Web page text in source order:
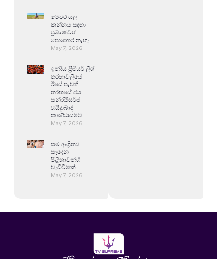
මෙවර යල
කන්නය සඳහා
ප්‍රමාණවත්
පොහොර නැහැ
May 7, 2026
ඉන්දීය ප්‍රිමියර් ලීග්
තරඟාවලියේ
ඊයේ පැවති
තරඟයේ ජය
සන්රයිසර්ස්
හයිද්‍රාබාද්
කණ්ඩායමට
May 7, 2026
සම ආශ්‍රිතව
සෑදෙන
පිළිකාවන්හි
වැඩිවීමක්
May 7, 2026